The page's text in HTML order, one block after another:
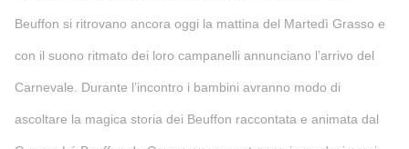
Beuffon si ritrovano ancora oggi la mattina del Martedì Grasso e
con il suono ritmato dei loro campanelli annunciano l’arrivo del
Carnevale. Durante l’incontro i bambini avranno modo di
ascoltare la magica storia dei Beuffon raccontata e animata dal